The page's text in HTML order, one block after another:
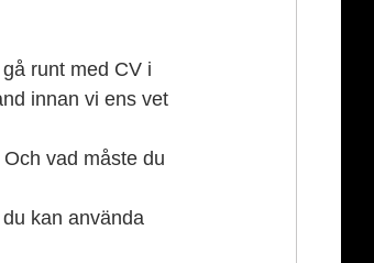
runt med CV i
innan vi ens vet
vad måste du
kan använda